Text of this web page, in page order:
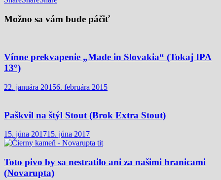
Možno sa vám bude páčiť
Vínne prekvapenie „Made in Slovakia“ (Tokaj IPA
13°)
22. januára 20156. februára 2015
Paškvil na štýl Stout (Brok Extra Stout)
15. júna 201715. júna 2017
Toto pivo by sa nestratilo ani za našimi hranicami
(Novarupta)